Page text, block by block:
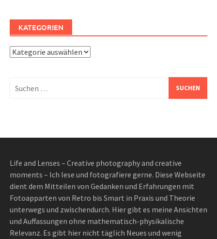
KATEGORIEN
Kategorien
nach:
Life and Lenses – Creative photography and creative
moments – Ich lese und fotografiere gerne. Diese Webseite
dient dem Mitteilen von Gedanken und Erfahrungen mit
Fotoapparten von Retro bis Smart in Praxis und Theorie
unterwegs und zwischendurch. Hier gibt es meine Ansichten
und Auffassungen ohne mathematisch-physikalische
Relevanz. Es gibt hier nicht täglich Neues und wenig